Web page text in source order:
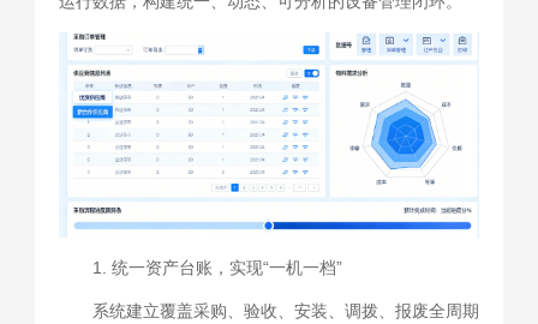
1. 统一资产台账，实现“一机一档”
系统建立覆盖采购、验收、安装、调拨、报废全周期